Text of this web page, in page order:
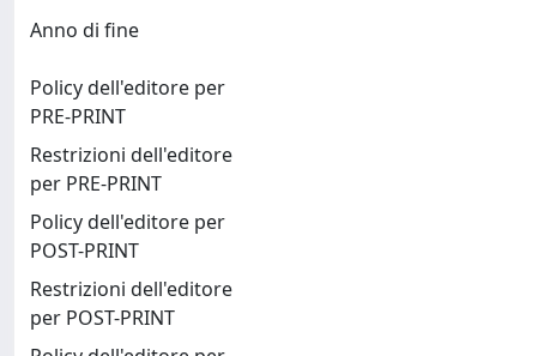
Anno di fine
Policy dell'editore per
PRE-PRINT
Restrizioni dell'editore
per PRE-PRINT
Policy dell'editore per
POST-PRINT
Restrizioni dell'editore
per POST-PRINT